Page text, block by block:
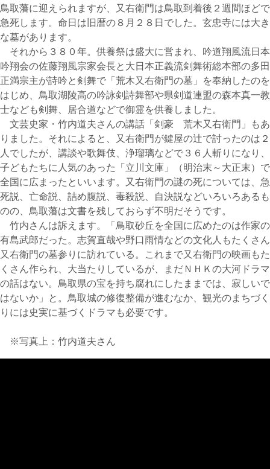
鳥取藩に迎えられますが、又右衛門は鳥取到着後２週間ほどで
急死します。命日は旧暦の８月２８日でした。玄忠寺には大き
な墓があります。
それから３８０年。供養祭は盛大に営まれ、吟道翔風流日本
吟翔会の佐藤翔風宗家会長と大日本正義流剣舞術総本部の多田
正満宗主が詩吟と剣舞で「荒木又右衛門の墓」を奉納したのを
はじめ、鳥取湖陵高の吟詠剣詩舞部や県剣道連盟の森本真一教
士なども剣舞、居合道などで御霊を供養しました。
文芸史家・竹内道夫さんの講話「剣豪 荒木又右衛門」もあ
りました。それによると、又右衛門が鍵屋の辻で討ったのは２
人でしたが、講談や歌舞伎、浄瑠璃などで３６人斬りになり、
子どもたちに人気のあった「立川文庫」（明治末～大正末）で
全国に広まったといいます。又右衛門の謎の死については、急
死説、亡命説、詰め腹説、毒殺説、自決説などいろいろあるも
のの、鳥取藩は文書を残しておらず不明だそうです。
竹内さんは訴えます。「鳥取砂丘を全国に広めたのは作家の
有島武郎だった。志賀直哉や野口雨情などの文化人もたくさん
又右衛門の墓参りに訪れている。これまで又右衛門の映画もた
くさん作られ、大当たりしているが、まだＮＨＫの大河ドラマ
の話はない。鳥取県の宝を持ち腐れにしたままでは、寂しいで
はないか」と。鳥取城の修復整備が進むなか、観光のまちづく
りには史実に基づくドラマも必要です。
※写真上：竹内道夫さん